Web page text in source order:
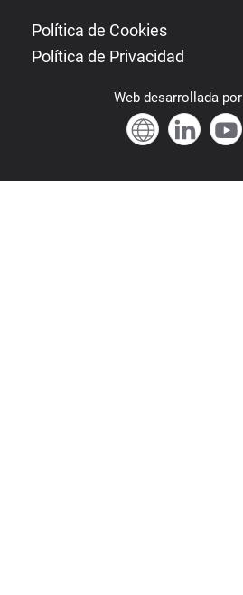
Política de Cookies
Política de Privacidad
Webdesarrollada por